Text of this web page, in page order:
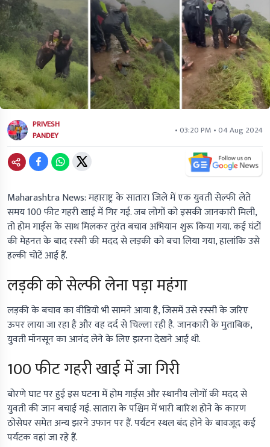
PRIVESH
PANDEY
• 03:20 PM • 04 Aug 2024
Maharashtra News:महाराष्ट्र के सातारा जिले में एक युवती सेल्फी लेते
समय 100 फीट गहरी खाई में गिर गई. जब लोगों को इसकी जानकारी मिली,
तो होम गार्ड्स के साथ मिलकर तुरंत बचाव अभियान शुरू किया गया. कई घंटों
की मेहनत के बाद रस्सी की मदद से लड़की को बचा लिया गया, हालांकि उसे
हल्की चोटें आई हैं.
लड़की को सेल्फी लेना पड़ा महंगा
लड़की के बचाव का वीडियो भी सामने आया है, जिसमें उसे रस्सी के जरिए
ऊपर लाया जा रहा है और वह दर्द से चिल्ला रही है. जानकारी के मुताबिक,
युवती मॉनसून का आनंद लेने के लिए झरना देखने आई थी.
100 फीट गहरी खाई में जा गिरी
बोरणे घाट पर हुई इस घटना में होम गार्ड्स और स्थानीय लोगों की मदद से
युवती की जान बचाई गई. सातारा के पश्चिम में भारी बारिश होने के कारण
ठोसेघर समेत अन्य झरने उफान पर हैं. पर्यटन स्थल बंद होने के बावजूद कई
पर्यटक वहां जा रहे हैं.